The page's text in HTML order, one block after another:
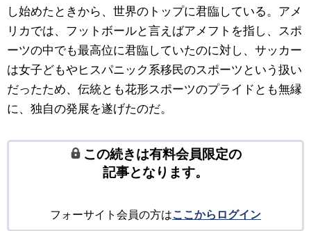
し始めたときから、世界のトップに君臨している。アメ
リカでは、フットボールと言えばアメフトを指し、スポ
ーツの中でも最高位に君臨していたのに対し、サッカー
は女子どもやヒスパニック系移民のスポーツという扱い
だったため、伝統とも花形スポーツのプライドとも無縁
に、独自の発展を遂げたのだ。
この続きは有料会員限定の
記事となります。
フォーサイト会員の方はここからログイン